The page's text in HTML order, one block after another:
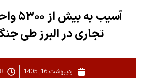
آسیب
تجاری در البرز طی
اردیبهشت 16, 1405